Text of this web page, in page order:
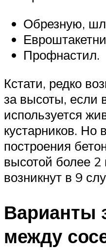
Обрезную,
Профнастил.
Кстати, редко
за высоты, если
используется
кустарников. Но
построения
высотой более 2
возникнут в 9
Варианты
между